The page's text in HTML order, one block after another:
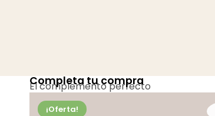
Completa tu compra
El complemento perfecto
¡Oferta!